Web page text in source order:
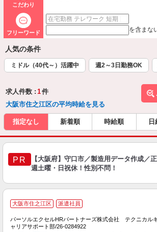
こだわり
フリーワード を含まな
人気の条件
ミドル（40代～）活躍中 週2～3日勤務OK
求人件数 : 1件
大阪市住之江区の平均時給を見る
指定なし 新着順 時給順
PR
【大阪府】守口市／製造用データ作成／
週土曜・日祝休！性別不問！
大阪市住之江区 派遣社員
パーソルエクセルHRパートナーズ株式会社 テクニカル
ャリアサポート部/26-0284922